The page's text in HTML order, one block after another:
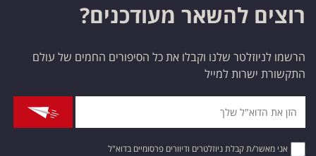
רוצים להשאר מעודכנים?
הרשמו לניוזלטר שלנו וקבלו את כל הסיפורים החמים של עולם
התקשורת ישרות למייל
אני מאשר/ת קבלת ניוזלטרים ודיוורים פרסומיים בדוא"ל